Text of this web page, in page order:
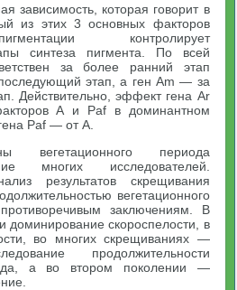
зависимость, которая говорит в
из этих 3 основных факторов
контролирует
синтеза пигмента. По всей
за более ранний этап
этап, а ген Am — за
Действительно, эффект гена Аr
А и Paf в доминантном
Paf — от А.
вегетационного периода
многих исследователей.
результатов скрещивания
вегетационного
заключениям. В
доминирование скороспелости, в
во многих скрещиваниях —
продолжительности
а во втором поколении —